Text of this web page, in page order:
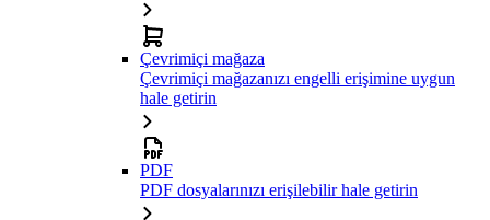
Çevrimiçi mağaza
Çevrimiçi mağazanızı engelli erişimine uygun
hale getirin
PDF
PDF dosyalarınızı erişilebilir hale getirin